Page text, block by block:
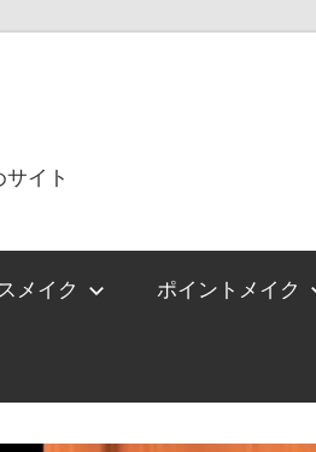
イト
メイク ポイントメイク